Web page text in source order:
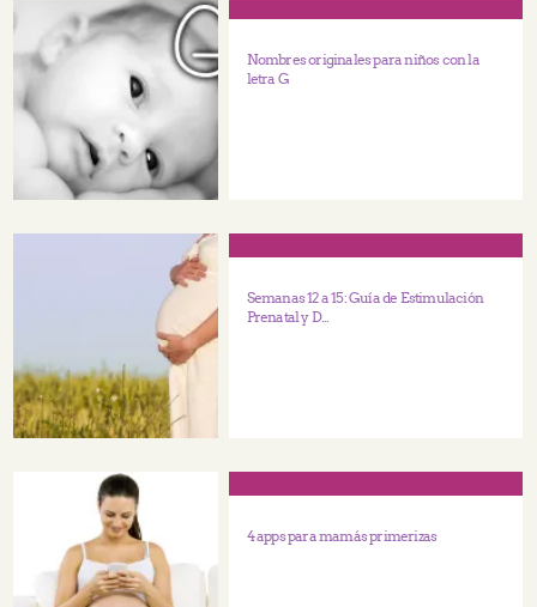
Nombres originales para niños con la
letra G
Semanas 12 a 15: Guía de Estimulación
Prenatal y D...
4 apps para mamás primerizas